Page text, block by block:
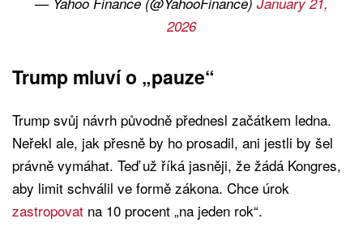
2026
Trump mluví o „pauze“
Trump svůj návrh původně přednesl začátkem ledna.
Neřekl ale, jak přesně by ho prosadil, ani jestli by šel
právně vymáhat. Teď už říká jasněji, že žádá Kongres,
aby limit schválil ve formě zákona. Chce úrok
zastropovat na 10 procent „na jeden rok“.